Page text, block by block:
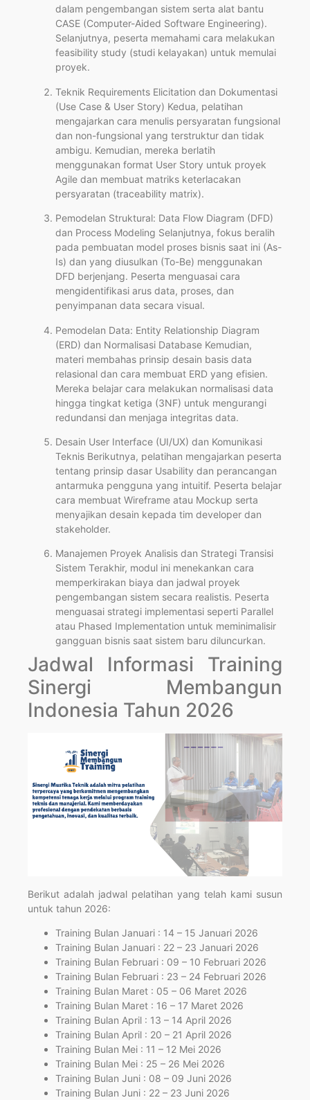
dalam pengembangan sistem serta alat bantu
CASE (Computer-Aided Software Engineering).
Selanjutnya, peserta memahami cara melakukan
feasibility study (studi kelayakan) untuk memulai
proyek.
Teknik Requirements Elicitation dan Dokumentasi
(Use Case & User Story) Kedua, pelatihan
mengajarkan cara menulis persyaratan fungsional
dan non-fungsional yang terstruktur dan tidak
ambigu. Kemudian, mereka berlatih
menggunakan format User Story untuk proyek
Agile dan membuat matriks keterlacakan
persyaratan (traceability matrix).
Pemodelan Struktural: Data Flow Diagram (DFD)
dan Process Modeling Selanjutnya, fokus beralih
pada pembuatan model proses bisnis saat ini (As-
Is) dan yang diusulkan (To-Be) menggunakan
DFD berjenjang. Peserta menguasai cara
mengidentifikasi arus data, proses, dan
penyimpanan data secara visual.
Pemodelan Data: Entity Relationship Diagram
(ERD) dan Normalisasi Database Kemudian,
materi membahas prinsip desain basis data
relasional dan cara membuat ERD yang efisien.
Mereka belajar cara melakukan normalisasi data
hingga tingkat ketiga (3NF) untuk mengurangi
redundansi dan menjaga integritas data.
Desain User Interface (UI/UX) dan Komunikasi
Teknis Berikutnya, pelatihan mengajarkan peserta
tentang prinsip dasar Usability dan perancangan
antarmuka pengguna yang intuitif. Peserta belajar
cara membuat Wireframe atau Mockup serta
menyajikan desain kepada tim developer dan
stakeholder.
Manajemen Proyek Analisis dan Strategi Transisi
Sistem Terakhir, modul ini menekankan cara
memperkirakan biaya dan jadwal proyek
pengembangan sistem secara realistis. Peserta
menguasai strategi implementasi seperti Parallel
atau Phased Implementation untuk meminimalisir
gangguan bisnis saat sistem baru diluncurkan.
Jadwal Informasi Training
Sinergi Membangun
Indonesia Tahun 2026
Berikut adalah jadwal pelatihan yang telah kami susun
untuk tahun 2026:
Training Bulan Januari : 14 – 15 Januari 2026
Training Bulan Januari : 22 – 23 Januari 2026
Training Bulan Februari : 09 – 10 Februari 2026
Training Bulan Februari : 23 – 24 Februari 2026
Training Bulan Maret : 05 – 06 Maret 2026
Training Bulan Maret : 16 – 17 Maret 2026
Training Bulan April : 13 – 14 April 2026
Training Bulan April : 20 – 21 April 2026
Training Bulan Mei : 11 – 12 Mei 2026
Training Bulan Mei : 25 – 26 Mei 2026
Training Bulan Juni : 08 – 09 Juni 2026
Training Bulan Juni : 22 – 23 Juni 2026